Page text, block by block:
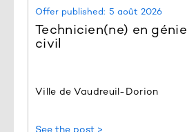
Offer published: 5 août 2026
Technicien(ne) en génie
civil
Ville de Vaudreuil-Dorion
See the post >